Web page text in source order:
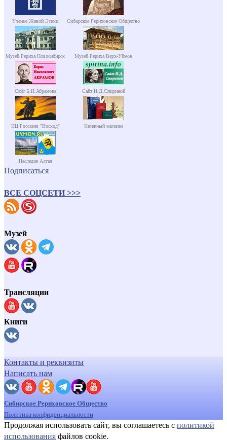
Учение Живой Этики Сибирское Рериховское Общество
Музей Рериха Новосибирск Музей Рериха Верх-Уймон
Сайт Б.Н.Абрамова Сайт Н.Д.Спириной
ИЦ Россазия "Восход" Книжный магазин
Наследие Алтая
Подписаться
ВСЕ СОЦСЕТИ >>>
Музей
Трансляции
Книги
Контакты и реквизиты
Написать нам
Сибирское Рериховское Общество
Политика конфиденциальности
Продолжая использовать сайт, вы соглашаетесь с политикой
использования файлов cookie.